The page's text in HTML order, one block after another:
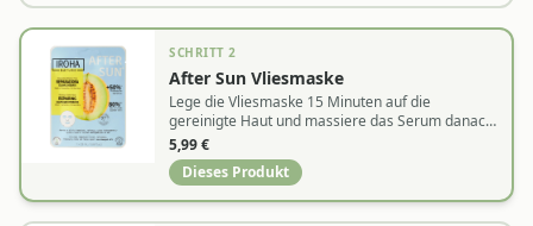
SCHRITT 2
After Sun Vliesmaske
Lege die Vliesmaske 15 Minuten auf die
gereinigte Haut und massiere das Serum danach
ein
5,99€
Dieses Produkt